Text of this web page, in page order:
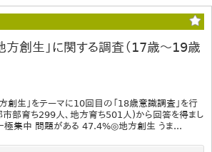
方創生」に関する調査（17歳～19歳
創生」をテーマに10回目の「18歳意識調査」を行
部育ち299人、地方育ち501人)から回答を得まし
極集中 問題がある 47.4%◎地方創生 うま...